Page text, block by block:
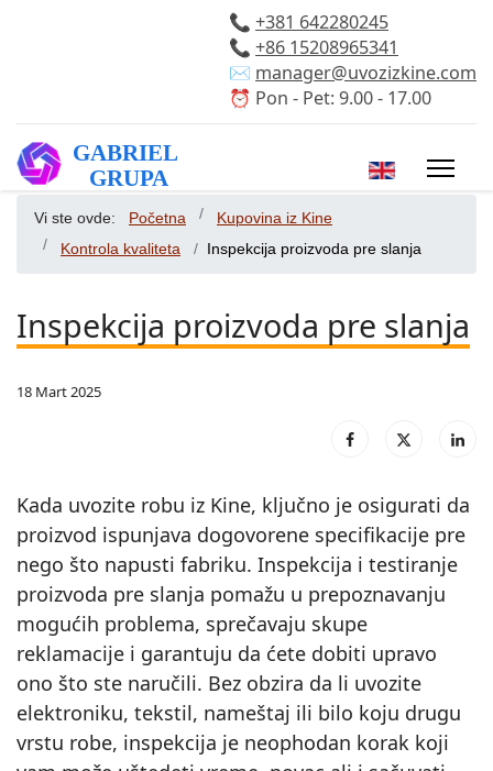
📞 +381 642280245
📞 +86 15208965341
✉️ manager@uvozizkine.com
⏰ Pon - Pet: 9.00 - 17.00
Izaberite vaš
Vi ste ovde: Početna
Kupovina iz Kine
Kontrola kvaliteta
Inspekcija proizvoda pre slanja
Inspekcija proizvoda pre slanja
18 Mart 2025
Kada uvozite robu iz Kine, ključno je osigurati da
proizvod ispunjava dogovorene specifikacije pre
nego što napusti fabriku. Inspekcija i testiranje
proizvoda pre slanja pomažu u prepoznavanju
mogućih problema, sprečavaju skupe
reklamacije i garantuju da ćete dobiti upravo
ono što ste naručili. Bez obzira da li uvozite
elektroniku, tekstil, nameštaj ili bilo koju drugu
vrstu robe, inspekcija je neophodan korak koji